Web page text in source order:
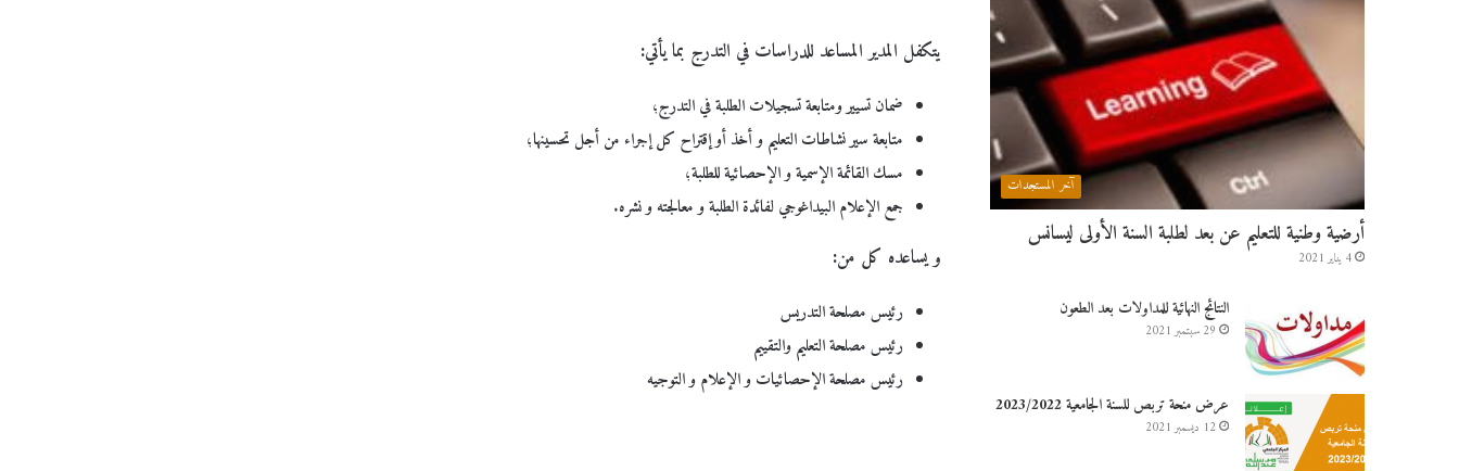
يتكفل المدير المساعد للدراسات في التدرج بما يأتي:
ضمان تسيير ومتابعة تسجيلات الطلبة في التدرج؛
متابعة سير نشاطات التعليم و أخذ أو إقتراح كل إجراء من أجل تحسينها؛
مسك القائمة الإسمية و الإحصائية للطلبة؛
جمع الإعلام البيداغوجي لفائدة الطلبة و معالجته و نشره.
و يساعده كل من:
رئيس مصلحة التدريس
رئيس مصلحة التعليم والتقييم
رئيس مصلحة الإحصائيات و الإعلام و التوجيه
آخر المستجدات
أرضية وطنية للتعليم عن بعد لطلبة السنة الأولى ليسانس
4 يناير 2021
النتائج النهائية للمداولات بعد الطعون
29 سبتمبر 2021
عرض منحة تربص للسنة الجامعية 2023/2022
12 ديسمبر 2021